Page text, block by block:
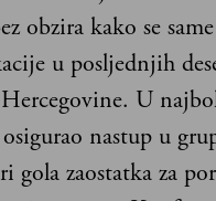
obzira kako se
u posljednjih
U
nastup u
gola zaostatka za